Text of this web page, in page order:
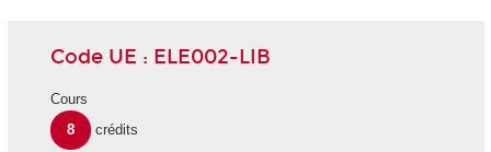
Code UE : ELE002-LIB
Cours
8
crédits